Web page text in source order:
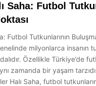
Saha: Futbol
Futbol Tutkunlarının
milyonlarca insanın
Özellikle Türkiye’de
zamanda bir yaşam
Halı Saha, futbol